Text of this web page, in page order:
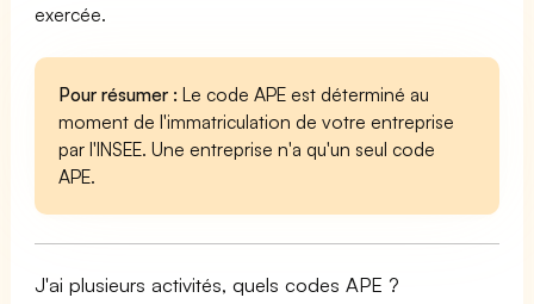
exercée.
Pour résumer : Le code APE est déterminé au
moment de l'immatriculation de votre entreprise
par l'INSEE. Une entreprise n'a qu'un seul code
APE.
J'ai plusieurs activités, quels codes APE ?